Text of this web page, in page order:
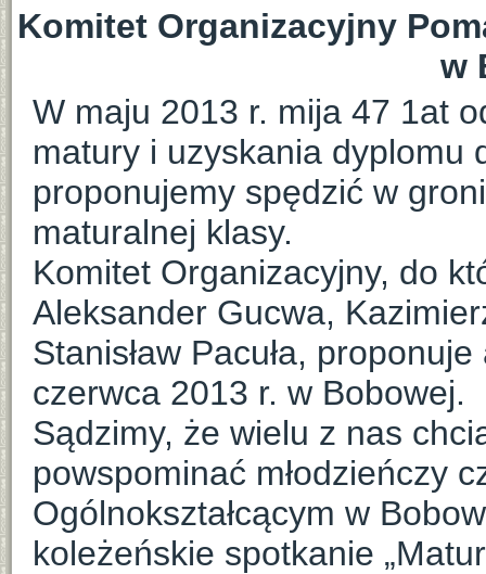
Komitet Organizacyjny
w
W maju 2013 r. mija 47 1at
matury i uzyskania dyplomu
proponujemy spędzić w
maturalnej klasy.
Komitet Organizacyjny, do
Aleksander Gucwa,
Stanisław Pacuła,
czerwca 2013 r. w Bobowej.
Sądzimy, że wielu z nas
powspominać młodzieńczy
Ogólnokształcącym w
koleżeńskie spotkanie